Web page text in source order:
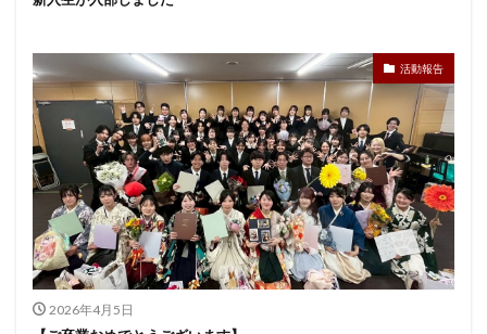
活動報告
2026年4月5日